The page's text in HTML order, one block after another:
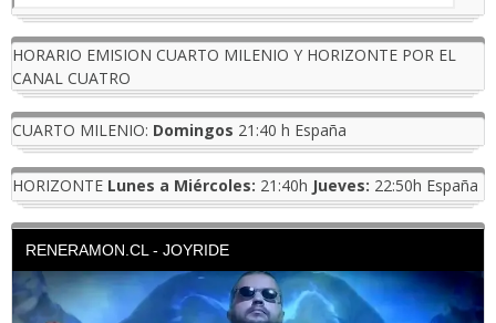
HORARIO EMISION CUARTO MILENIO Y HORIZONTE POR EL
CANAL CUATRO
CUARTO MILENIO: Domingos 21:40 h España
HORIZONTE Lunes a Miércoles: 21:40h Jueves: 22:50h España